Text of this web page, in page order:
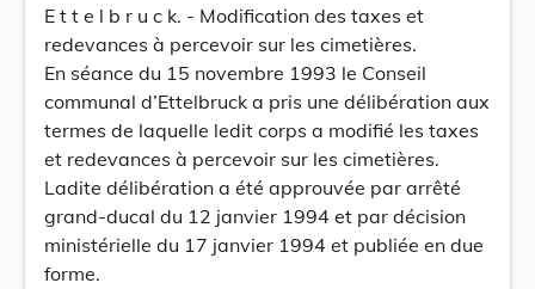
E t t e l b r u c k. - Modification des taxes et
redevances à percevoir sur les cimetières.
En séance du 15 novembre 1993 le Conseil
communal d’Ettelbruck a pris une délibération aux
termes de laquelle ledit corps a modifié les taxes
et redevances à percevoir sur les cimetières.
Ladite délibération a été approuvée par arrêté
grand-ducal du 12 janvier 1994 et par décision
ministérielle du 17 janvier 1994 et publiée en due
forme.